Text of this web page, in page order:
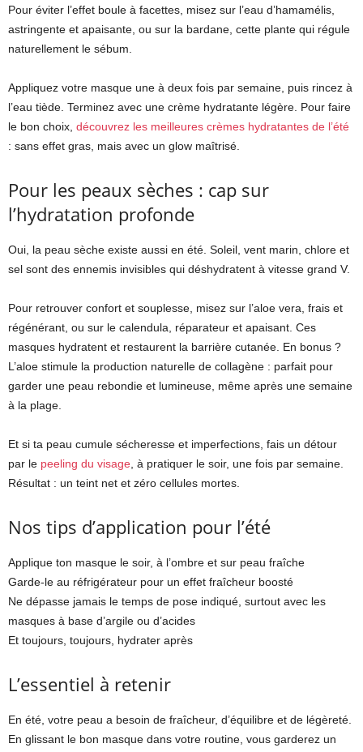
Pour éviter l’effet boule à facettes, misez sur l’eau d’hamamélis,
astringente et apaisante, ou sur la bardane, cette plante qui régule
naturellement le sébum.
Appliquez votre masque une à deux fois par semaine, puis rincez à
l’eau tiède. Terminez avec une crème hydratante légère. Pour faire
le bon choix, découvrez les meilleures crèmes hydratantes de l’été
: sans effet gras, mais avec un glow maîtrisé.
Pour les peaux sèches : cap sur
l’hydratation profonde
Oui, la peau sèche existe aussi en été. Soleil, vent marin, chlore et
sel sont des ennemis invisibles qui déshydratent à vitesse grand V.
Pour retrouver confort et souplesse, misez sur l’aloe vera, frais et
régénérant, ou sur le calendula, réparateur et apaisant. Ces
masques hydratent et restaurent la barrière cutanée. En bonus ?
L’aloe stimule la production naturelle de collagène : parfait pour
garder une peau rebondie et lumineuse, même après une semaine
à la plage.
Et si ta peau cumule sécheresse et imperfections, fais un détour
par le peeling du visage, à pratiquer le soir, une fois par semaine.
Résultat : un teint net et zéro cellules mortes.
Nos tips d’application pour l’été
Applique ton masque le soir, à l’ombre et sur peau fraîche
Garde-le au réfrigérateur pour un effet fraîcheur boosté
Ne dépasse jamais le temps de pose indiqué, surtout avec les
masques à base d’argile ou d’acides
Et toujours, toujours, hydrater après
L’essentiel à retenir
En été, votre peau a besoin de fraîcheur, d’équilibre et de légèreté.
En glissant le bon masque dans votre routine, vous garderez un